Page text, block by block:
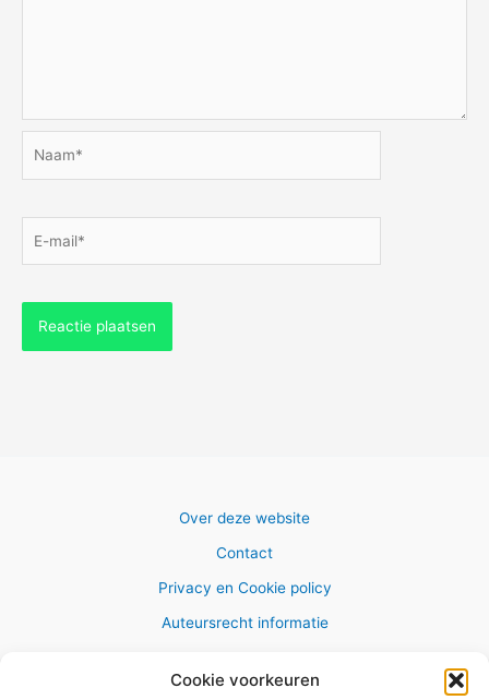
Cookie voorkeuren
mail*
Over deze website
Contact
Privacy en Cookie policy
Auteursrecht informatie